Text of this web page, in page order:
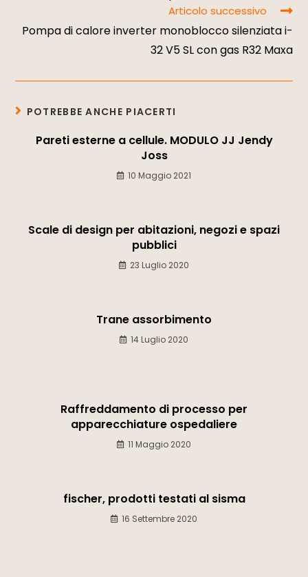
Articolo successivo
Pompa di calore inverter monoblocco silenziata i-
32 V5 SL con gas R32 Maxa
POTREBBE ANCHE PIACERTI
Pareti esterne a cellule. MODULO JJ Jendy
Joss
10 Maggio 2021
Scale di design per abitazioni, negozi e spazi
pubblici
23 Luglio 2020
Trane assorbimento
14 Luglio 2020
Raffreddamento di processo per
apparecchiature ospedaliere
11 Maggio 2020
fischer, prodotti testati al sisma
16 Settembre 2020